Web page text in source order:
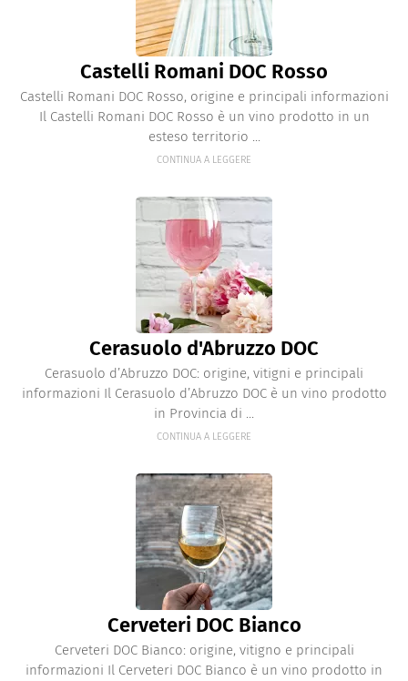
Castelli Romani DOC Rosso
Castelli Romani DOC Rosso, origine e principali informazioni
Il Castelli Romani DOC Rosso è un vino prodotto in un
esteso territorio ...
CONTINUA A LEGGERE
Cerasuolo d'Abruzzo DOC
Cerasuolo d’Abruzzo DOC: origine, vitigni e principali
informazioni Il Cerasuolo d’Abruzzo DOC è un vino prodotto
in Provincia di ...
CONTINUA A LEGGERE
Cerveteri DOC Bianco
Cerveteri DOC Bianco: origine, vitigno e principali
informazioni Il Cerveteri DOC Bianco è un vino prodotto in